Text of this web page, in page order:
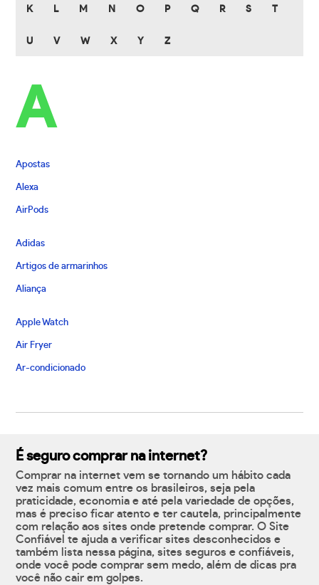
K L M N O P Q R S T
U V W X Y Z
A
Apostas
Alexa
AirPods
Adidas
Artigos de armarinhos
Aliança
Apple Watch
Air Fryer
Ar-condicionado
É seguro comprar na internet?
Comprar na internet vem se tornando um hábito cada
vez mais comum entre os brasileiros, seja pela
praticidade, economia e até pela variedade de opções,
mas é preciso ficar atento e ter cautela, principalmente
com relação aos sites onde pretende comprar. O Site
Confiável te ajuda a verificar sites desconhecidos e
também lista nessa página, sites seguros e confiáveis,
onde você pode comprar sem medo, além de dicas pra
você não cair em golpes.